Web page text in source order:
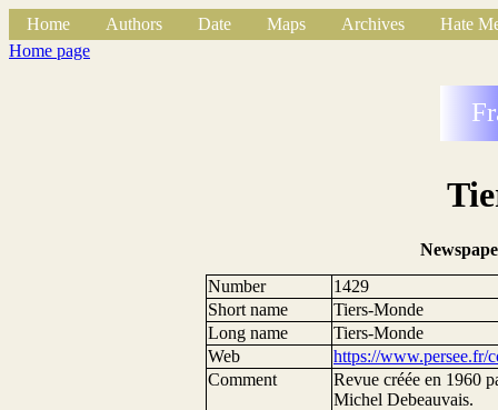
Home Authors Date Maps Archives
Hate
Home page
Number
1429
Short name
Tiers-Monde
Long name
Tiers-Monde
Web
https://www.persee.fr/
Comment
Revue créée en 1960
Michel Debeauvais.